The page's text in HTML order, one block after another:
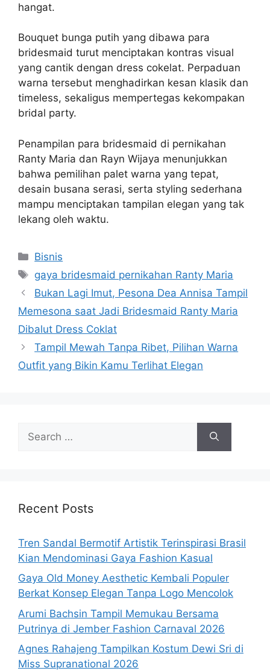
hangat.
Bouquet bunga putih yang dibawa para
bridesmaid turut menciptakan kontras visual
yang cantik dengan dress cokelat. Perpaduan
warna tersebut menghadirkan kesan klasik dan
timeless, sekaligus mempertegas kekompakan
bridal party.
Penampilan para bridesmaid di pernikahan
Ranty Maria dan Rayn Wijaya menunjukkan
bahwa pemilihan palet warna yang tepat,
desain busana serasi, serta styling sederhana
mampu menciptakan tampilan elegan yang tak
lekang oleh waktu.
Categories
Bisnis
Tags
gaya bridesmaid pernikahan Ranty Maria
Bukan Lagi Imut, Pesona Dea Annisa Tampil
Memesona saat Jadi Bridesmaid Ranty Maria
Dibalut Dress Coklat
Tampil Mewah Tanpa Ribet, Pilihan Warna
Outfit yang Bikin Kamu Terlihat Elegan
for:
Recent Posts
Tren Sandal Bermotif Artistik Terinspirasi Brasil
Kian Mendominasi Gaya Fashion Kasual
Gaya Old Money Aesthetic Kembali Populer
Berkat Konsep Elegan Tanpa Logo Mencolok
Arumi Bachsin Tampil Memukau Bersama
Putrinya di Jember Fashion Carnaval 2026
Agnes Rahajeng Tampilkan Kostum Dewi Sri di
Miss Supranational 2026